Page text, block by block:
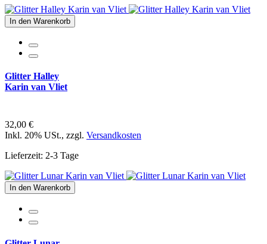
In den Warenkorb
Glitter Halley
Karin van Vliet
32,00 €
Inkl. 20% USt., zzgl. Versandkosten
Lieferzeit: 2-3 Tage
In den Warenkorb